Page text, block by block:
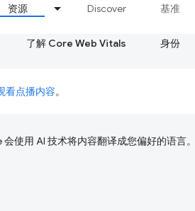
资源 Discover 基准
了解 Core Web Vitals 身份
看点播内容。
使用 AI 技术将内容翻译成您偏好的语言